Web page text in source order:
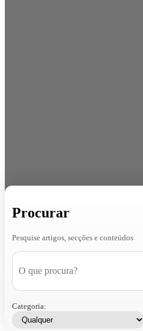
Procurar
Pesquise artigos, secções e conteúdos
Categoria: